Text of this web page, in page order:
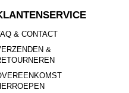
& CONTACT
&